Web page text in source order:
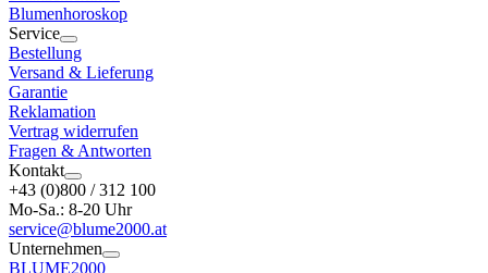
Blumenhoroskop
Service
Bestellung
Versand & Lieferung
Garantie
Reklamation
Vertrag widerrufen
Fragen & Antworten
Kontakt
+43 (0)800 / 312 100
Mo-Sa.: 8-20 Uhr
service@blume2000.at
Unternehmen
BLUME2000